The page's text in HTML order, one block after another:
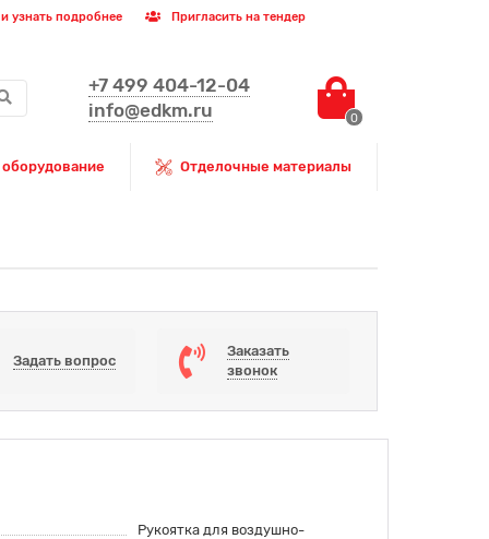
узнать подробнее Пригласить на тендер
+7 499 404-12-04
info@edkm.ru
0
Отделочные материалы
Задать вопрос
Заказать
звонок
Рукоятка для воздушно-